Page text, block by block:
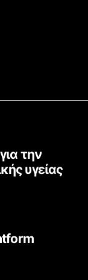
την
υγείας